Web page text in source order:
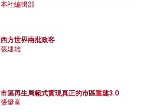
本社編輯部
西方世界兩批政客
張建雄
市區再生局範式實現真正的市區重建3.0
張量童